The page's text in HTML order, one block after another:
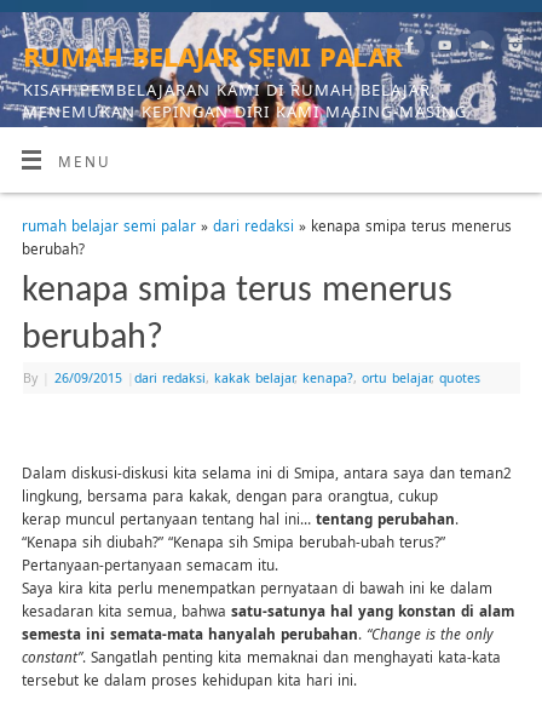
rumah belajar semi palar
KISAH PEMBELAJARAN KAMI DI RUMAH BELAJAR,
MENEMUKAN KEPINGAN DIRI KAMI MASING-MASING
MENU
rumah belajar semi palar» dari redaksi » kenapa smipa terus menerus
berubah?
kenapa smipa terus menerus
berubah?
By 26/09/2015 dari redaksi, kakak belajar, kenapa?, ortu belajar, quotes
Dalam diskusi-diskusi kita selama ini di Smipa, antara saya dan teman2
lingkung, bersama para kakak, dengan para orangtua, cukup
kerap muncul pertanyaan tentang hal ini… tentang perubahan.
“Kenapa sih diubah?” “Kenapa sih Smipa berubah-ubah terus?”
Pertanyaan-pertanyaan semacam itu.
Saya kira kita perlu menempatkan pernyataan di bawah ini ke dalam
kesadaran kita semua, bahwa satu-satunya hal yang konstan di alam
semesta ini semata-mata hanyalah perubahan. “Change is the only
constant”. Sangatlah penting kita memaknai dan menghayati kata-kata
tersebut ke dalam proses kehidupan kita hari ini.